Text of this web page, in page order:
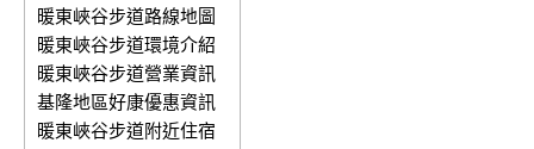
暖東峽谷步道路線地圖
暖東峽谷步道環境介紹
暖東峽谷步道營業資訊
基隆地區好康優惠資訊
暖東峽谷步道附近住宿